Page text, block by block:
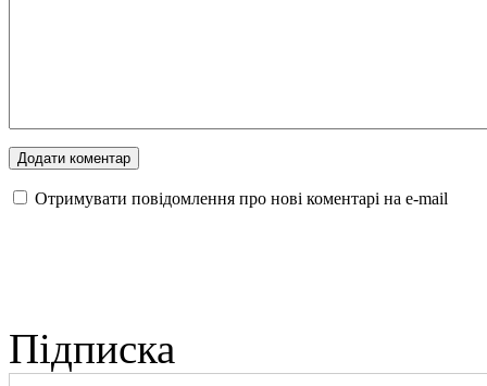
Отримувати повідомлення про нові коментарі на е-mail
Підписка